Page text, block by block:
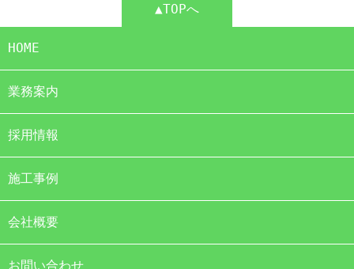
▲TOPへ
HOME
業務案内
採用情報
施工事例
会社概要
お問い合わせ